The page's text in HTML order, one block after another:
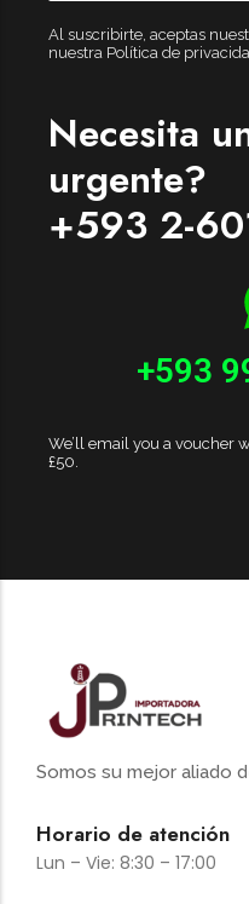
Al suscribirte, aceptas
nuestra Política de
Necesita
urgente?
+593 2-
+593
We’ll email you a voucher
£50.
Somos su mejor aliado
Horario de atención
Lun – Vie: 8:30 – 17:00